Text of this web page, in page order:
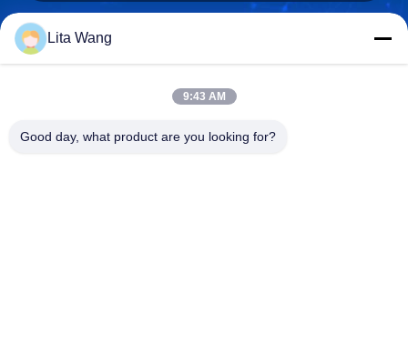
lita@screenmeshnet.com
Lita Wang
9:43 AM
Good day, what product are you looking for?